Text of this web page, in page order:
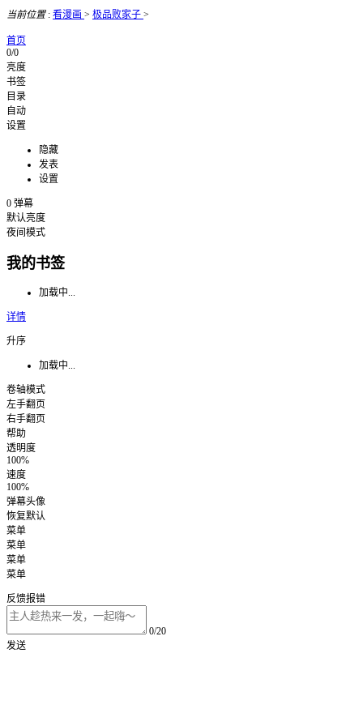
当前位置: 看漫画 > 极品败家子 >
首页
0/0
亮度
书签
目录
自动
设置
隐藏
发表
设置
0 弹幕
默认亮度
夜间模式
我的书签
加载中...
详情
升序
加载中...
卷轴模式
左手翻页
右手翻页
帮助
透明度
100%
速度
100%
弹幕头像
恢复默认
菜单
菜单
菜单
菜单
反馈报错
0/20
发送